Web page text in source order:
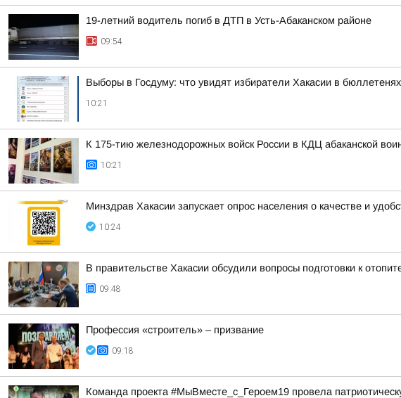
19-летний водитель погиб в ДТП в Усть-Абаканском районе
09:54
Выборы в Госдуму: что увидят избиратели Хакасии в бюллетенях
10:21
К 175-тию железнодорожных войск России в КДЦ абаканской
10:21
Минздрав Хакасии запускает опрос населения о качестве и
10:24
В правительстве Хакасии обсудили вопросы подготовки к
09:48
Профессия «строитель» – призвание
09:18
Команда проекта #МыВместе_с_Героем19 провела